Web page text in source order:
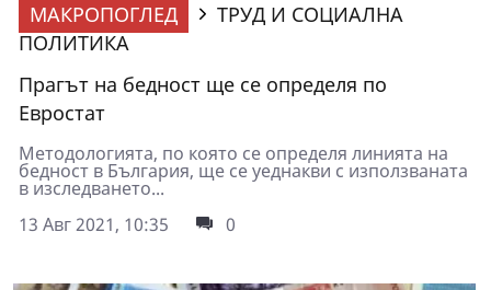
МАКРОПОГЛЕД
ТРУД И СОЦИАЛНА
ПОЛИТИКА
Прагът на бедност ще се определя по
Евростат
Методологията, по която се определя линията на
бедност в България, ще се уеднакви с използваната
в изследването...
13 Авг 2021, 10:35
0